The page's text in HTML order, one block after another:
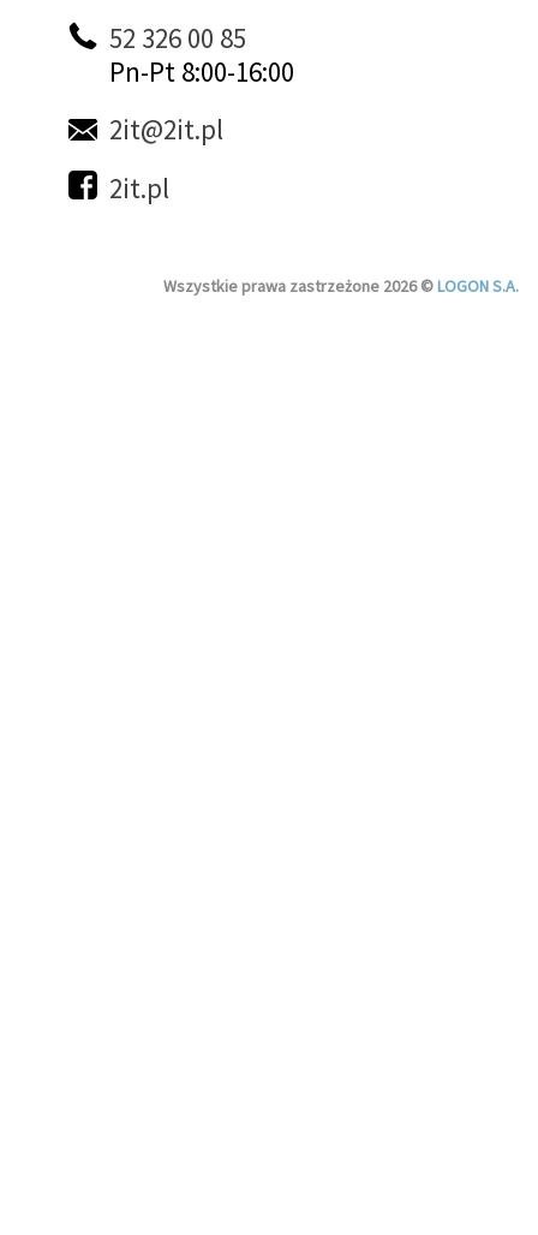
52 326 00 85
Pn-Pt 8:00-16:00
2it@2it.pl
2it.pl
Wszystkie prawa zastrzeżone 2026 ©LOGON S.A.